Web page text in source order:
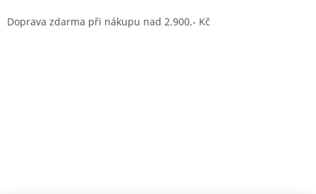
Doprava zdarma při nákupu nad 2.900,- Kč